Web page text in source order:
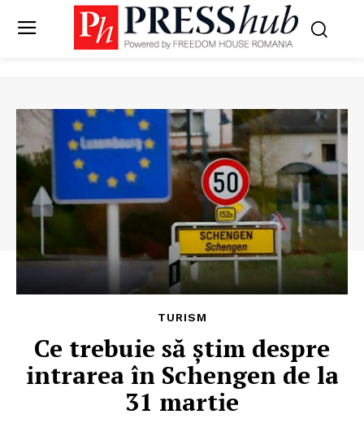
TURISM
Ce trebuie să știm despre
intrarea în Schengen de la
31 martie